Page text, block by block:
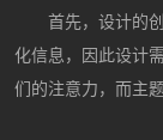
首先，设计的
化信息，因此设计
们的注意力，而主